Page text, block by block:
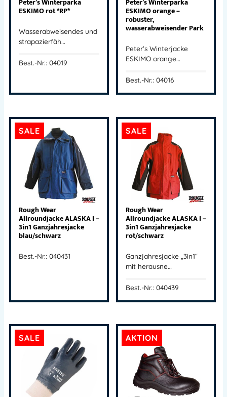
Peter’s Winterparka
ESKIMO rot *RP*
Wasserabweisendes und
strapazierfäh…
Best.-Nr.: 04019
Peter’s Winterparka
ESKIMO orange –
robuster,
wasserabweisender Park
Peter’s Winterjacke
ESKIMO orange…
Best.-Nr.: 04016
SALE
Rough Wear
Allroundjacke ALASKA I –
3in1 Ganzjahresjacke
blau/schwarz
Best.-Nr.: 040431
SALE
Rough Wear
Allroundjacke ALASKA I –
3in1 Ganzjahresjacke
rot/schwarz
Ganzjahresjacke „3in1“
mit herausne…
Best.-Nr.: 040439
SALE AKTION